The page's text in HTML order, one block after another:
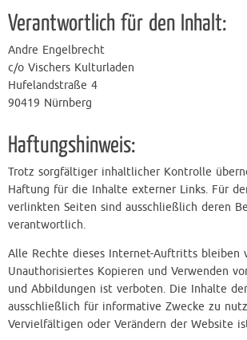
Verantwortlich für den Inhalt:
Andre Engelbrecht
c/o Vischers Kulturladen
Hufelandstraße 4
90419 Nürnberg
Haftungshinweis:
Trotz sorgfältiger inhaltlicher Kontrolle
Haftung für die Inhalte externer Links. Für
verlinkten Seiten sind ausschließlich deren
verantwortlich.
Alle Rechte dieses Internet-Auftritts bleiben
Unauthorisiertes Kopieren und Verwenden
und Abbildungen ist verboten. Die Inhalte
ausschließlich für informative Zwecke zu
Vervielfältigen oder Verändern der Website